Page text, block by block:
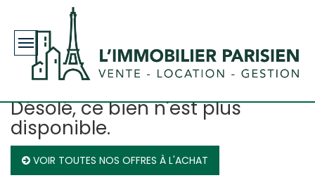
Toggle
navigation
Désolé, ce bien n'est plus
disponible.
VOIR TOUTES NOS OFFRES À L'ACHAT